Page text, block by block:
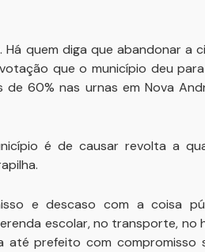
quem diga que abandonar a
que o município deu
60% nas urnas em Nova
é de causar revolta a
e descaso com a coisa
escolar, no transporte,
até prefeito com